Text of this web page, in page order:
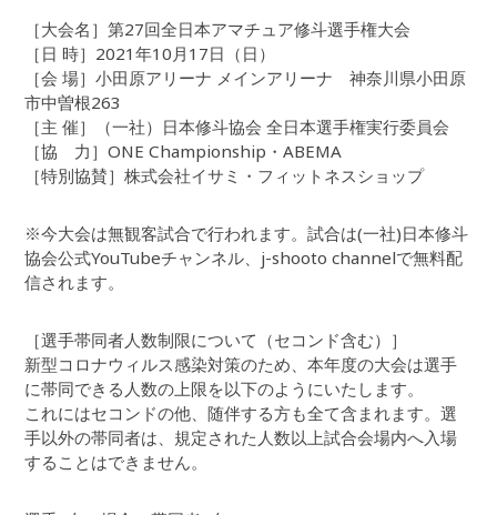
［大会名］第27回全日本アマチュア修斗選手権大会
［日 時］2021年10月17日（日）
［会 場］小田原アリーナ メインアリーナ 神奈川県小田原
市中曽根263
［主 催］（一社）日本修斗協会 全日本選手権実行委員会
［協 力］ONE Championship・ABEMA
［特別協賛］株式会社イサミ・フィットネスショップ
※今大会は無観客試合で行われます。試合は(一社)日本修斗
協会公式YouTubeチャンネル、j-shooto channelで無料配
信されます。
［選手帯同者人数制限について（セコンド含む）］
新型コロナウィルス感染対策のため、本年度の大会は選手
に帯同できる人数の上限を以下のようにいたします。
これにはセコンドの他、随伴する方も全て含まれます。選
手以外の帯同者は、規定された人数以上試合会場内へ入場
することはできません。